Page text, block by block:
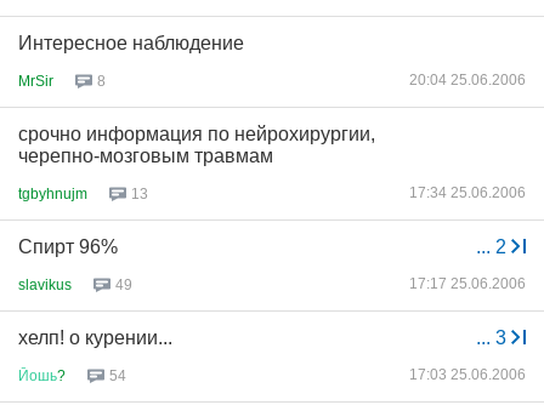
Интересное наблюдение
MrSir 8 20:04 25.06.2006
срочно информация по нейрохирургии,
черепно-мозговым травмам
tgbyhnujm 13 17:34 25.06.2006
... 2
Спирт 96%
slavikus 49 17:17 25.06.2006
... 3
хелп! о курении...
Йошь? 54 17:03 25.06.2006